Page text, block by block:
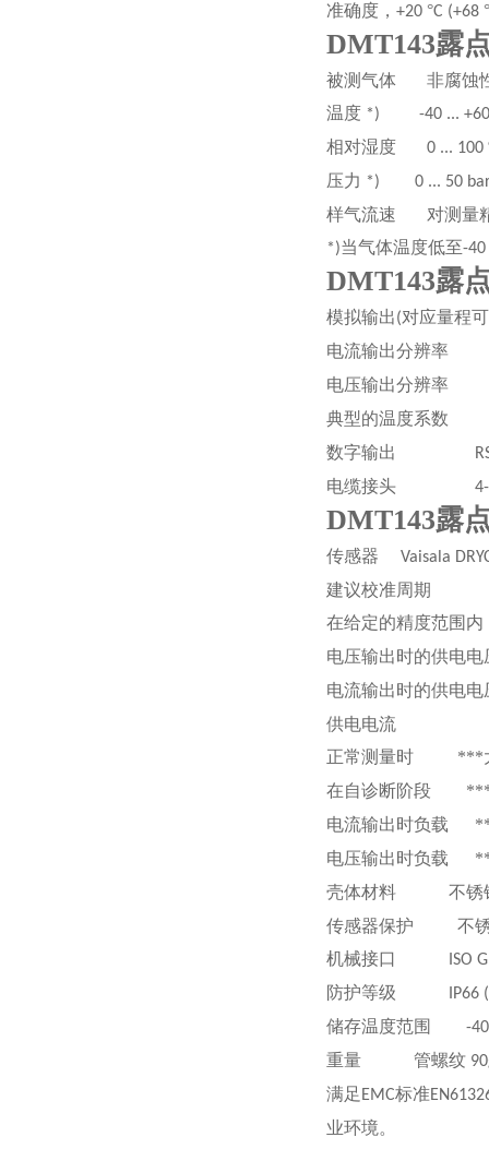
准确度， +20 °C (+68 °
DMT143露
被测气体
非腐蚀
温度 *) -40 ... +60
相对湿度 0 ... 100
压力 *) 0 ... 50
样气流速 对测量
*)当气体温度低至-40
DMT143露
模拟输出(对应量程
电流输出分辨率
电压输出分辨率
典型的温度系数
数字输出 RS-
电缆接头 4-
DMT143露
传感器 Vaisala
建议校准周期
在给定的精度范围内
电压输出时的供电电
电流输出时的供电电
供电电流
正常测量时
***
在自诊断阶段
电流输出时负载
电压输出时负载
壳体材料
不锈
传感器保护
不
机械接口
ISO
防护等级 IP66
储存温度范围 -40 ...
重量 管螺纹
满足 EMC标准
业环境。